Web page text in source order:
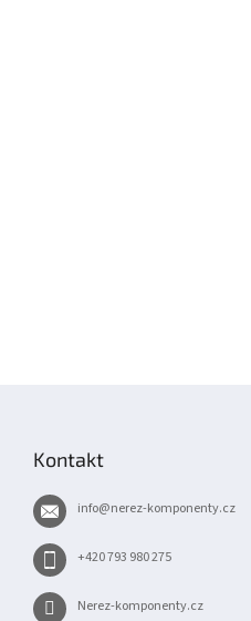
Kontakt
info@nerez-komponenty.cz
+420 793 980 275
Nerez-komponenty.cz